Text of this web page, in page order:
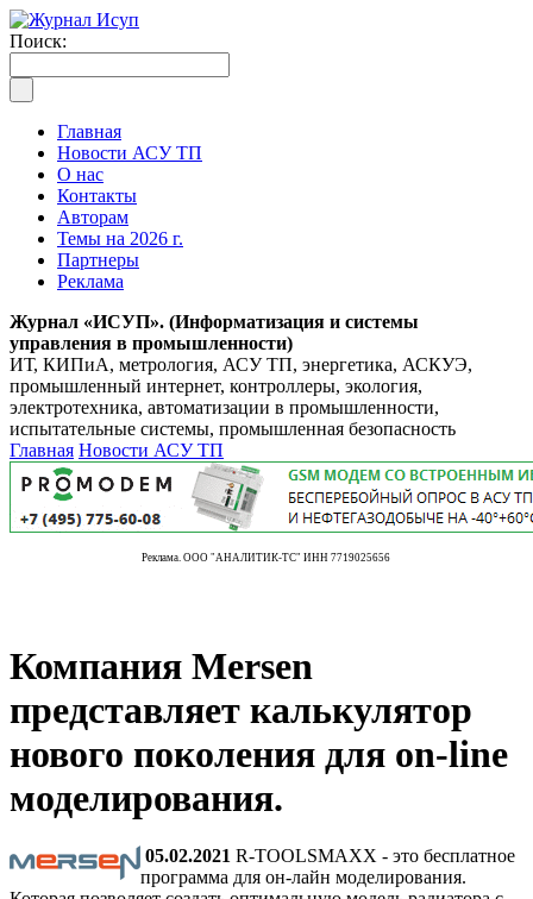
Поиск:
Главная
Новости АСУ ТП
О нас
Контакты
Авторам
Темы на 2026 г.
Партнеры
Реклама
Журнал «ИСУП». (Информатизация и системы
управления в промышленности)
ИТ, КИПиА, метрология, АСУ ТП, энергетика, АСКУЭ,
промышленный интернет, контроллеры, экология,
электротехника, автоматизации в промышленности,
испытательные системы, промышленная безопасность
Главная Новости АСУ ТП
Реклама. ООО "АНАЛИТИК-ТС" ИНН 7719025656
Компания Mersen
представляет калькулятор
нового поколения для on-line
моделирования.
05.02.2021 R-TOOLSMAXX - это бесплатное
программа для он-лайн моделирования.